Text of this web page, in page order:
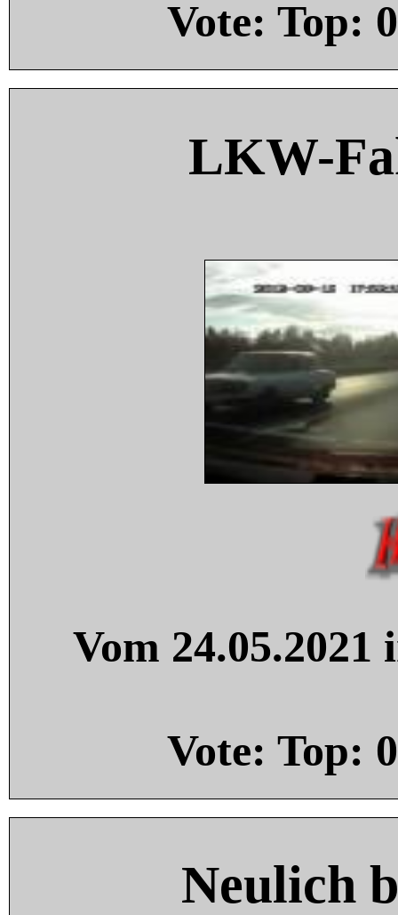
Vote: Top: 0
LKW-
Vom
Vote: Top: 0
Neulich